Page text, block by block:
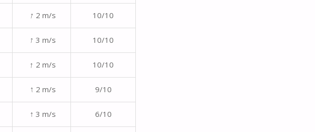
↑ 2 m/s 10/10
↑ 3 m/s 10/10
↑ 2 m/s 10/10
↑ 2 m/s 9/10
↑ 3 m/s 6/10